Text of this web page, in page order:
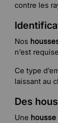
contre les
Nos
n’est
Ce type
laissant au
Des
Une